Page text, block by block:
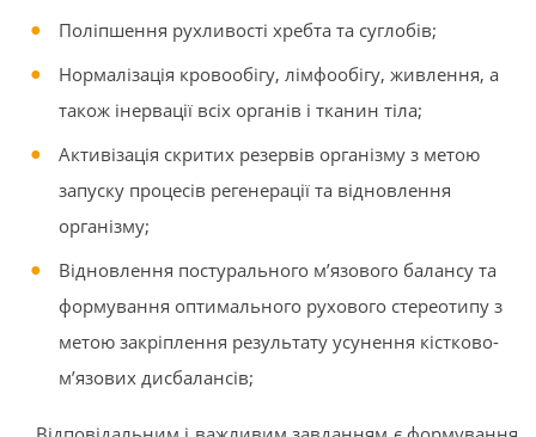
Поліпшення рухливості хребта та суглобів;
Нормалізація кровообігу, лімфообігу, живлення, а
також інервації всіх органів і тканин тіла;
Активізація скритих резервів організму з метою
запуску процесів регенерації та відновлення
організму;
Відновлення постурального м’язового балансу та
формування оптимального рухового стереотипу з
метою закріплення результату усунення кістково-
м’язових дисбалансів;